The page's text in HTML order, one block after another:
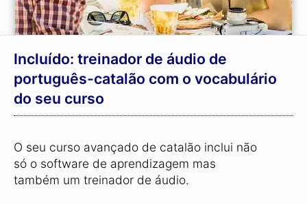
Incluído: treinador de áudio de
português-catalão com o vocabulário
do seu curso
O seu curso avançado de catalão inclui não
só o software de aprendizagem mas
também um treinador de áudio.